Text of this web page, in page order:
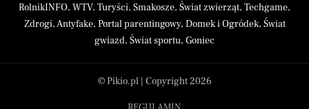
RolnikINFO, WTV, Turyści, Smakosze, Świat zwierząt, Techgame,
Zdrogi,Antyfake, Portal parentingowy, Domek i Ogródek, Świat
gwiazd, Świat sportu, Goniec
© Pikio.pl | Copyright 2026